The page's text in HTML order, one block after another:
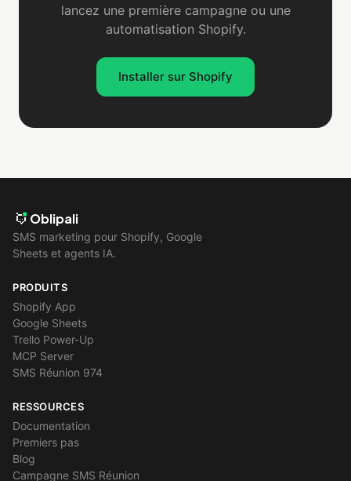
lancez une première campagne ou une
automatisation Shopify.
Installer sur Shopify
Oblipali
SMS marketing pour Shopify, Google
Sheets et agents IA.
PRODUITS
Shopify App
Google Sheets
Trello Power-Up
MCP Server
SMS Réunion 974
RESSOURCES
Documentation
Premiers pas
Blog
Campagne SMS Réunion